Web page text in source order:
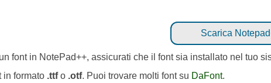
Scarica
font in NotePad++, assicurati che il font sia installato nel tuo
in formato .ttfo .otf. Puoi trovare molti font su DaFont.